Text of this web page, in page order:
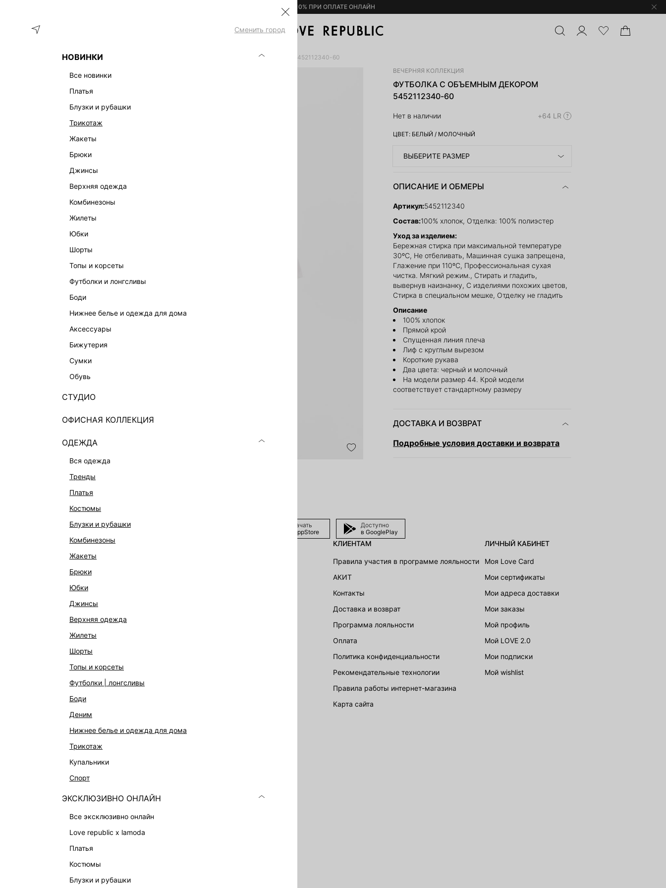
– 10% ПРИ ОПЛАТЕ ОНЛАЙН
Сменить город
НОВИНКИ
все новинки
платья
блузки и рубашки
трикотаж
жакеты
брюки
джинсы
верхняя одежда
комбинезоны
жилеты
юбки
шорты
топы и корсеты
футболки и лонгсливы
боди
нижнее белье и одежда для дома
аксессуары
бижутерия
сумки
обувь
СТУДИО
ОФИСНАЯ КОЛЛЕКЦИЯ
ОДЕЖДА
вся одежда
тренды
платья
костюмы
блузки и рубашки
комбинезоны
жакеты
брюки
юбки
джинсы
верхняя одежда
жилеты
шорты
топы и корсеты
футболки | лонгсливы
боди
деним
нижнее белье и одежда для дома
трикотаж
купальники
спорт
ЭКСКЛЮЗИВНО ОНЛАЙН
все эксклюзивно онлайн
love republic x lamoda
платья
костюмы
блузки и рубашки
ОДЕЖДА
ФУТБОЛКА С ОБЪЕМНЫМ ДЕКОРОМ 5452112340-60
ВЕЧЕРНЯЯ КОЛЛЕКЦИЯ
ФУТБОЛКА С ОБЪЕМНЫМ ДЕКОРОМ
5452112340-60
Нет в наличии +64 LR
ЦВЕТ: БЕЛЫЙ / МОЛОЧНЫЙ
ВЫБЕРИТЕ РАЗМЕР
ОПИСАНИЕ И ОБМЕРЫ
Артикул:5452112340
Состав:100% хлопок, Отделка: 100% полиэстер
Уход за изделием:
Бережная стирка при максимальной температуре
30ºС, Не отбеливать, Машинная сушка запрещена,
Глажение при 110ºС, Профессиональная сухая
чистка. Мягкий режим., Стирать и гладить,
вывернув наизнанку, С изделиями похожих цветов,
Стирка в специальном мешке, Отделку не гладить
Описание
100% хлопок
Прямой крой
Спущенная линия плеча
Лиф с круглым вырезом
Короткие рукава
Два цвета: черный и молочный
На модели размер 44. Крой модели
соответствует стандартному размеру
ДОСТАВКА И ВОЗВРАТ
Подробные условия доставки и возврата
Скачать
в AppStore
Доступно
в GooglePlay
ОФИСНАЯ КОЛЛЕКЦИЯ
ЭКСКЛЮЗИВНО ОНЛАЙН
АКСЕССУАРЫ И УКРАШЕНИЯ
ФИНАЛЬНАЯ РАСПРОДАЖА
ПОДАРОЧНЫЕ СЕРТИФИКАТЫ
БАЛЬЗАМЫ-ТИНТЫ
ЛИМИТИРОВАННЫЕ КОЛЛЕКЦИИ
КАПСУЛЬНЫЙ ГАРДЕРОБ
БОХО-ШИК
В ОТТЕНКАХ СЕРОГО
LOVE REPUBLIC MAISON
ДАЙДЖЕСТ
КЛИЕНТАМ
Правила участия в программе лояльности
АКИТ
Контакты
Доставка и возврат
Программа лояльности
Оплата
Политика конфиденциальности
Рекомендательные технологии
Правила работы интернет-магазина
карта сайта
ЛИЧНЫЙ КАБИНЕТ
Моя Love Card
Мои сертификаты
Мои адреса доставки
Мои заказы
Мой профиль
Мой LOVE 2.0
Мои подписки
Мой wishlist